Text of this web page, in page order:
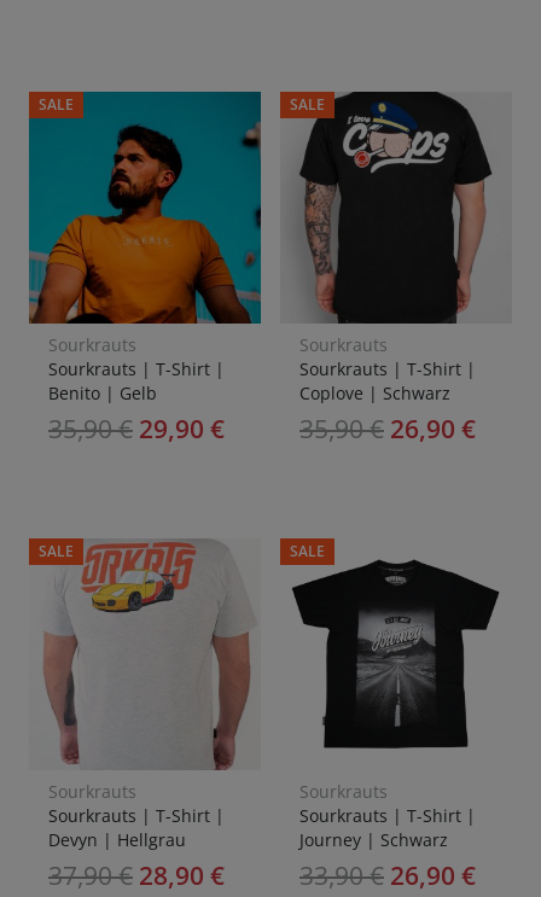
SALE
Sourkrauts
Sourkrauts | T-Shirt |
Benito | Gelb
35,90€ 29,90 €
SALE
Sourkrauts
Sourkrauts | T-Shirt |
Coplove | Schwarz
35,90€ 26,90 €
SALE
Sourkrauts
Sourkrauts | T-Shirt |
Devyn | Hellgrau
37,90€ 28,90 €
SALE
Sourkrauts
Sourkrauts | T-Shirt |
Journey | Schwarz
33,90€ 26,90 €